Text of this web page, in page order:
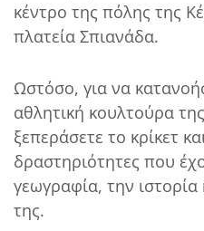
κέντρο της πόλης της
πλατεία Σπιανάδα.
Ωστόσο, για να
αθλητική κουλτούρα
ξεπεράσετε το κρίκετ
δραστηριότητες που
γεωγραφία, την
της.